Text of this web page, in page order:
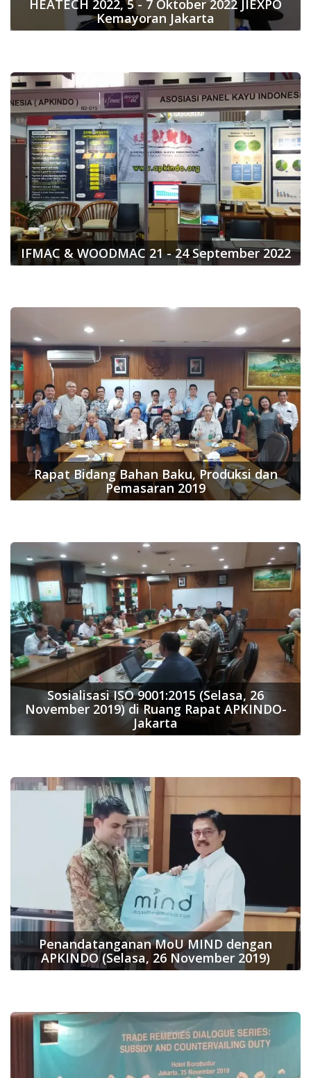
HEATECH 2022, 5 - 7 Oktober 2022 JIEXPO
Kemayoran Jakarta
IFMAC & WOODMAC 21 - 24 September 2022
Rapat Bidang Bahan Baku, Produksi dan
Pemasaran 2019
Sosialisasi ISO 9001:2015 (Selasa, 26
November 2019) di Ruang Rapat APKINDO-
Jakarta
Penandatanganan MoU MIND dengan
APKINDO (Selasa, 26 November 2019)